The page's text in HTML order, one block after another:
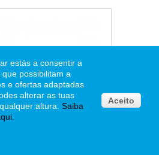
estás a consentir a
possibilitam a
e ofertas adaptadas
alterar as tuas
altura. Saiba
.
Aceito